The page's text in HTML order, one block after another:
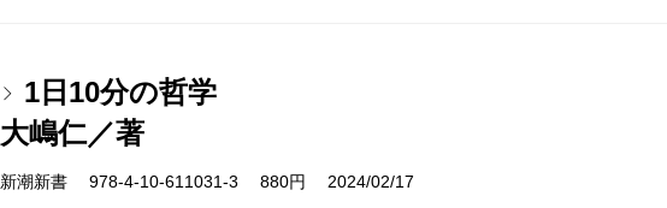
1日10分の哲学
大嶋仁／著
新潮新書 978-4-10-611031-3 880円 2024/02/17